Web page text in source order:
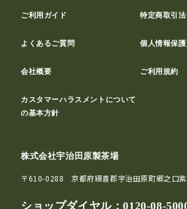
ご利用ガイド 特定商取引
よくあるご質問 個人情報保
会社概要 ご利用規約
カスタマーハラスメントについて
の基本方針
株式会社宇治田原製茶場
〒610-0288 京都府綴喜郡宇治田原町郷之口紫
ショップダイヤル：0120-08-